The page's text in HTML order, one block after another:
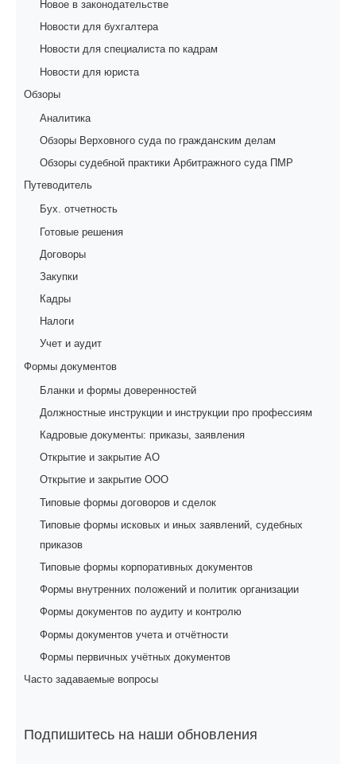
Новое в законодательстве
Новости для бухгалтера
Новости для специалиста по кадрам
Новости для юриста
Обзоры
Аналитика
Обзоры Верховного суда по гражданским делам
Обзоры судебной практики Арбитражного суда ПМР
Путеводитель
Бух. отчетность
Готовые решения
Договоры
Закупки
Кадры
Налоги
Учет и аудит
Формы документов
Бланки и формы доверенностей
Должностные инструкции и инструкции про профессиям
Кадровые документы: приказы, заявления
Открытие и закрытие АО
Открытие и закрытие ООО
Типовые формы договоров и сделок
Типовые формы исковых и иных заявлений, судебных
приказов
Типовые формы корпоративных документов
Формы внутренних положений и политик организации
Формы документов по аудиту и контролю
Формы документов учета и отчётности
Формы первичных учётных документов
Часто задаваемые вопросы
Подпишитесь на наши обновления